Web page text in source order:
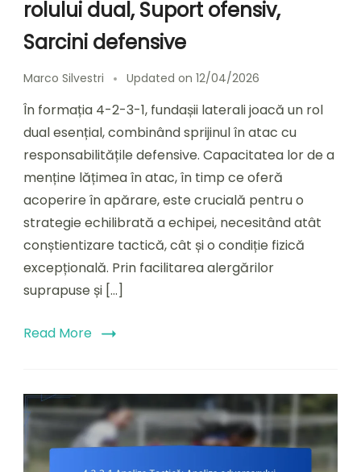
rolului dual, Suport ofensiv,
Sarcini defensive
Marco Silvestri Updated on 12/04/2026
În formația 4-2-3-1, fundașii laterali joacă un rol
dual esențial, combinând sprijinul în atac cu
responsabilitățile defensive. Capacitatea lor de a
menține lățimea în atac, în timp ce oferă
acoperire în apărare, este crucială pentru o
strategie echilibrată a echipei, necesitând atât
conștientizare tactică, cât și o condiție fizică
excepțională. Prin facilitarea alergărilor
suprapuse și […]
Read More